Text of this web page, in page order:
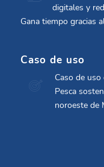
digitales y
Gana tiempo gracias
Caso de uso
Caso de
Pesca
noroeste de